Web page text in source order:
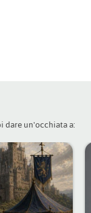
dare un'occhiata a: